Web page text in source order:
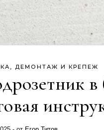
ДЕМОНТАЖ И КРЕПЕЖ